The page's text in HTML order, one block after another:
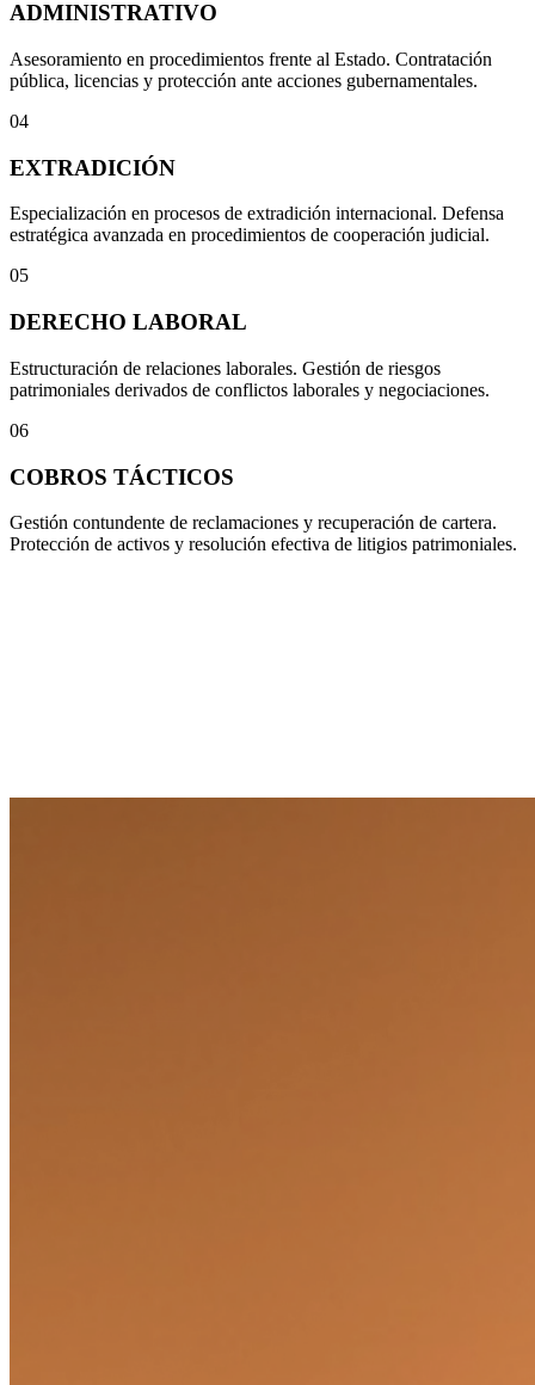
ADMINISTRATIVO
Asesoramiento en procedimientos frente al Estado. Contratación
pública, licencias y protección ante acciones gubernamentales.
04
EXTRADICIÓN
Especialización en procesos de extradición internacional. Defensa
estratégica avanzada en procedimientos de cooperación judicial.
05
DERECHO LABORAL
Estructuración de relaciones laborales. Gestión de riesgos
patrimoniales derivados de conflictos laborales y negociaciones.
06
COBROS TÁCTICOS
Gestión contundente de reclamaciones y recuperación de cartera.
Protección de activos y resolución efectiva de litigios patrimoniales.